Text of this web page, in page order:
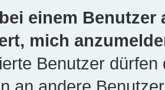
einem
mich
Benutzer